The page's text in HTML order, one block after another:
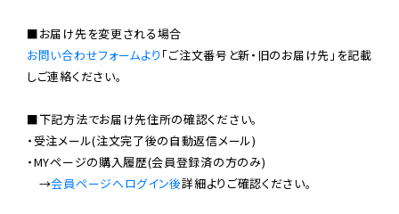
お問い合わせフォームより 「ご注文番号と新・旧のお届け先」を記載
しご連絡ください。
■下記方法でお届け先住所の確認ください。
・受注メール(注文完了後の自動返信メール)
・MYページの購入履歴(会員登録済の方のみ)
→会員ページへログイン後